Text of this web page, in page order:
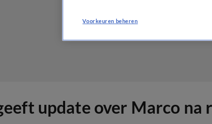
update over Marco na
Voorkeuren beheren